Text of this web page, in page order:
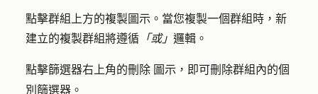
點擊群組上方的複製圖示 。當您複製一個群組時，新
建立的複製群組將遵循 「或」 邏輯。
點擊篩選器右上角的刪除 圖示 ，即可刪除群組內的個
別篩選器。